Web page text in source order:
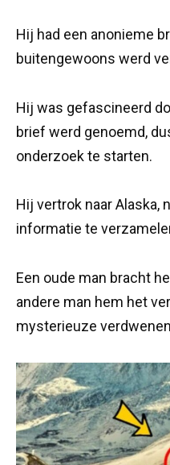
Hij had een anonieme
buitengewoons werd
Hij was gefascineerd
brief werd genoemd,
onderzoek te starten.
Hij vertrok naar Alaska,
informatie te
Een oude man bracht
andere man hem het
mysterieuze